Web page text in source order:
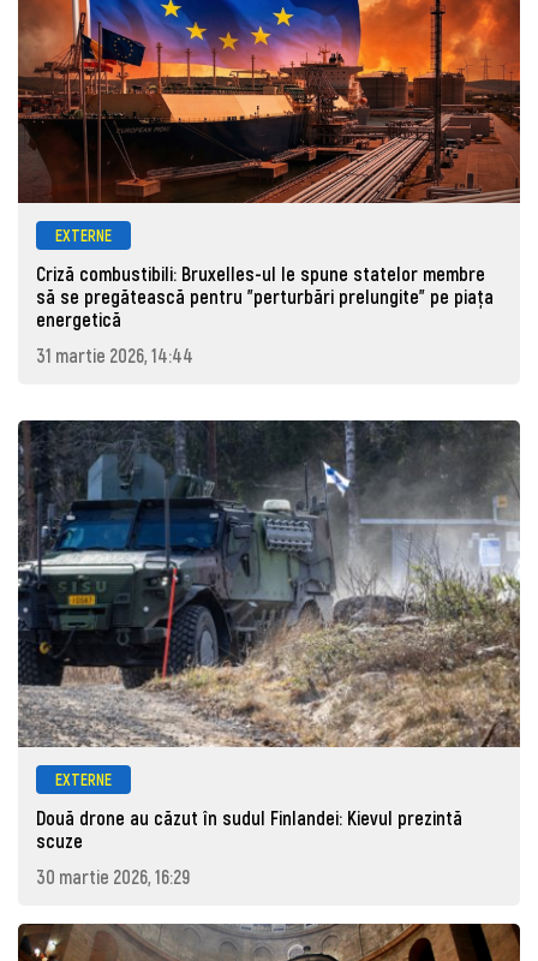
EXTERNE
Criză combustibili: Bruxelles-ul le spune statelor membre
să se pregătească pentru "perturbări prelungite" pe piața
energetică
31 martie 2026, 14:44
EXTERNE
Două drone au căzut în sudul Finlandei: Kievul prezintă
scuze
30 martie 2026, 16:29